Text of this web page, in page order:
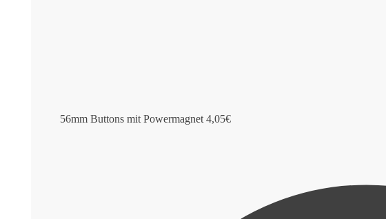
56mm Buttons mit Powermagnet 4,05€